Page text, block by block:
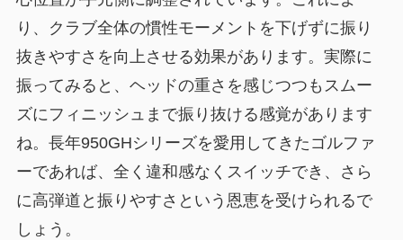
り、クラブ全体の慣性モーメントを下げずに振り
抜きやすさを向上させる効果があります。実際に
振ってみると、ヘッドの重さを感じつつもスムー
ズにフィニッシュまで振り抜ける感覚があります
ね。長年950GHシリーズを愛用してきたゴルファ
ーであれば、 全く違和感なくスイッチでき、さら
に高弾道と振りやすさという恩恵を受けられるで
しょう。